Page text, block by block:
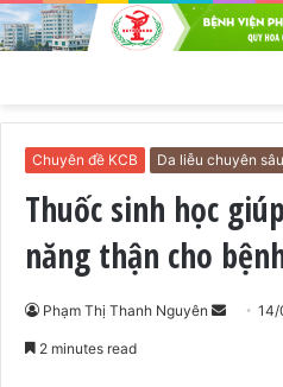
Chuyên đề KCB Da liễu chuyên sâu
Thuốc sinh học
năng thận cho
Phạm Thị Thanh Nguyên 14/
2 minutes read